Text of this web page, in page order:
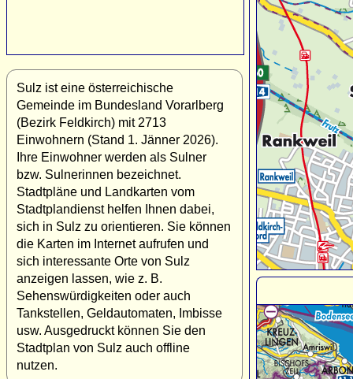
Sulz ist eine österreichische
Gemeinde im Bundesland Vorarlberg
(Bezirk Feldkirch) mit 2713
Einwohnern (Stand 1. Jänner 2026).
Ihre Einwohner werden als Sulner
bzw. Sulnerinnen bezeichnet.
Stadtpläne und Landkarten vom
Stadtplandienst helfen Ihnen dabei,
sich in Sulz zu orientieren. Sie können
die Karten im Internet aufrufen und
sich interessante Orte von Sulz
anzeigen lassen, wie z. B.
Sehenswürdigkeiten oder auch
Tankstellen, Geldautomaten, Imbisse
usw. Ausgedruckt können Sie den
Stadtplan von Sulz auch offline
nutzen.